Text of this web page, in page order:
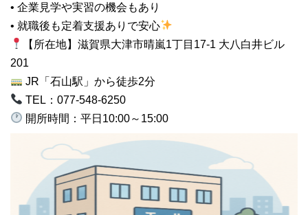
• 企業見学や実習の機会もあり
• 就職後も定着支援ありで安心
【所在地】滋賀県大津市晴嵐1丁目17-1 大八白井ビル
201
JR「石山駅」から徒歩2分
TEL：077-548-6250
開所時間：平日10:00～15:00